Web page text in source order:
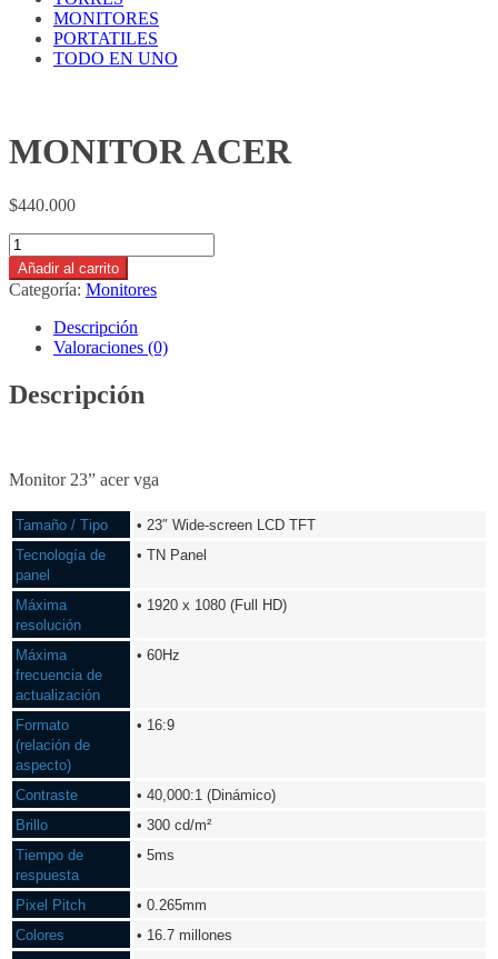
MONITORES
PORTATILES
TODO EN UNO
MONITOR ACER
$440.000
MONITOR
ACER
cantidad
Añadir al carrito
Categoría: Monitores
Descripción
Valoraciones (0)
Descripción
Monitor 23” acer vga
Tamaño / Tipo
• 23″ Wide-screen LCD TFT
Tecnología de
panel
• TN Panel
Máxima
resolución
• 1920 x 1080 (Full HD)
Máxima
frecuencia de
actualización
• 60Hz
Formato
(relación de
aspecto)
• 16:9
Contraste
• 40,000:1 (Dinámico)
Brillo
• 300 cd/m²
Tiempo de
respuesta
• 5ms
Pixel Pitch
• 0.265mm
Colores
• 16.7 millones